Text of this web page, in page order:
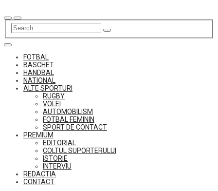
to
content
FOTBAL
BASCHET
HANDBAL
NATIONAL
ALTE SPORTURI
RUGBY
VOLEI
AUTOMOBILISM
FOTBAL FEMININ
SPORT DE CONTACT
PREMIUM
EDITORIAL
COLTUL SUPORTERULUI
ISTORIE
INTERVIU
REDACTIA
CONTACT